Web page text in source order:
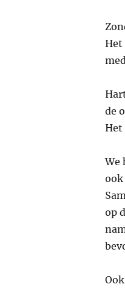
Het
de
Het
We
ook
op